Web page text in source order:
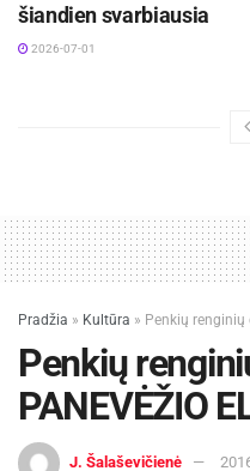
šiandien svarbiausia
2026-07-01
Pradžia » Kultūra » Penkių renginių
Penkių
PANEVĖŽIO
J. Šalaševičienė